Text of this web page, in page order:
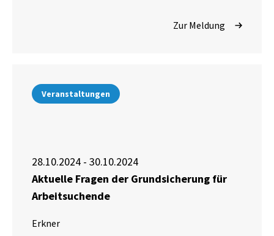
Zur Meldung
Veranstaltungen
28.10.2024 - 30.10.2024
Aktuelle Fragen der Grundsicherung für
Arbeitsuchende
Erkner